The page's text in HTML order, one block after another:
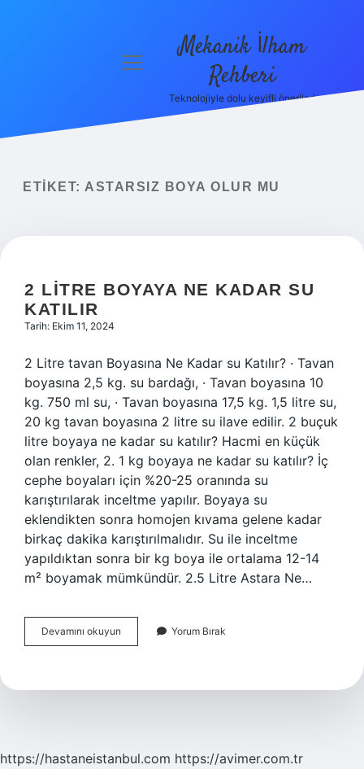
menüyü
Mekanik İlham
Rehberi
Teknolojiyle dolu keyifli öneriler!
ETIKET: ASTARSIZ BOYA OLUR MU
2 LITRE BOYAYA NE KADAR SU
KATILIR
Tarih: Ekim 11, 2024
2 Litre tavan Boyasına Ne Kadar su Katılır? · Tavan
boyasına 2,5 kg. su bardağı, · Tavan boyasına 10
kg. 750 ml su, · Tavan boyasına 17,5 kg. 1,5 litre su,
20 kg tavan boyasına 2 litre su ilave edilir. 2 buçuk
litre boyaya ne kadar su katılır? Hacmi en küçük
olan renkler, 2. 1 kg boyaya ne kadar su katılır? İç
cephe boyaları için %20-25 oranında su
karıştırılarak inceltme yapılır. Boyaya su
eklendikten sonra homojen kıvama gelene kadar
birkaç dakika karıştırılmalıdır. Su ile inceltme
yapıldıktan sonra bir kg boya ile ortalama 12-14
m² boyamak mümkündür. 2.5 Litre Astara Ne…
Devamını okuyun
Litre
Kadar
Yorum Bırak
https://hastaneistanbul.com https://avimer.com.tr